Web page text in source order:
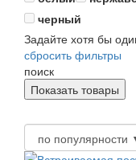
черный
Задайте хотя бы
сбросить фильтры
поиск